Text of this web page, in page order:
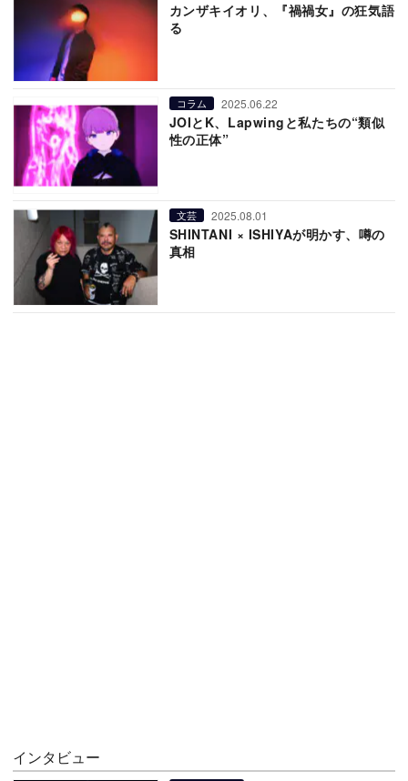
カンザキイオリ、『禍禍女』の狂気語
る
コラム 2025.06.22
JOIとK、Lapwingと私たちの“類似
性の正体”
文芸 2025.08.01
SHINTANI × ISHIYAが明かす、噂の
真相
インタビュー